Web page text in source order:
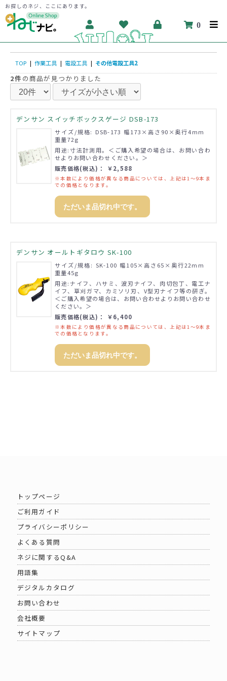
お探しのネジ、ここにあります。
0
TOP | 作業工具 | 電設工具 | その他電設工具2
2件の商品が見つかりました
デンサン スイッチボックスゲージ DSB-173
サイズ/規格: DSB-173 幅173×高さ90×奥行4mm
重量72g
用途:寸法計測用。＜ご購入希望の場合は、お問い合わ
せよりお問い合わせください。＞
販売価格(税込)： ￥2,588
※本数により価格が異なる商品については、上記は1～9本ま
での価格となります。
ただいま品切れ中です。
デンサン オールトギタロウ SK-100
サイズ/規格: SK-100 幅105×高さ65×奥行22mm
重量45g
用途:ナイフ、ハサミ、波刃ナイフ、肉切包丁、電工ナ
イフ、草刈ガマ、カミソリ刃、V型刃ナイフ等の研ぎ。
＜ご購入希望の場合は、お問い合わせよりお問い合わせ
ください。＞
販売価格(税込)： ￥6,400
※本数により価格が異なる商品については、上記は1～9本ま
での価格となります。
ただいま品切れ中です。
トップページ
ご利用ガイド
プライバシーポリシー
よくある質問
ネジに関するQ&A
用語集
デジタルカタログ
お問い合わせ
会社概要
サイトマップ